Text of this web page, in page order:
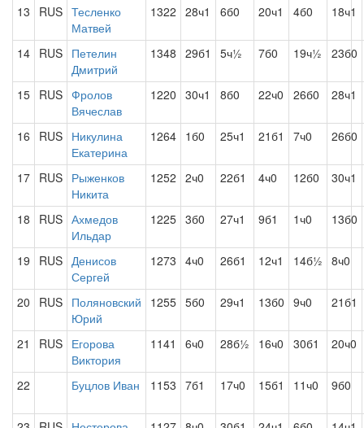
13 RUS Тесленко
Матвей
1322 28ч1 6б0 20ч1 4б0 18ч1
14 RUS Петелин
Дмитрий
1348 29б1 5ч½ 7б0 19ч½ 23б0
15 RUS Фролов
Вячеслав
1220 30ч1 8б0 22ч0 26б0 28ч1
16 RUS Никулина
Екатерина
1264 1б0 25ч1 21б1 7ч0 26б0
17 RUS Рыженков
Никита
1252 2ч0 22б1 4ч0 12б0 30ч1
18 RUS Ахмедов
Ильдар
1225 3б0 27ч1 9б1 1ч0 13б0
19 RUS Денисов
Сергей
1273 4ч0 26б1 12ч1 14б½ 8ч0
20 RUS Поляновский
Юрий
1255 5б0 29ч1 13б0 9ч0 21б1
21 RUS Егорова
Виктория
1141 6ч0 28б½ 16ч0 30б1 20ч0
22 Буцлов Иван 1153 7б1 17ч0 15б1 11ч0 9б0